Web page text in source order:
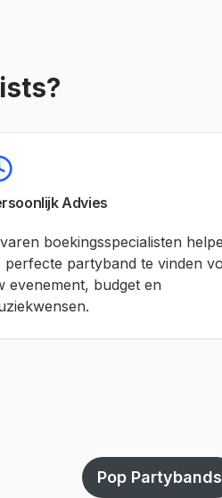
Advies
boekingsspecialisten
perfecte partyband te vinden
evenement, budget en
Pop Partybands